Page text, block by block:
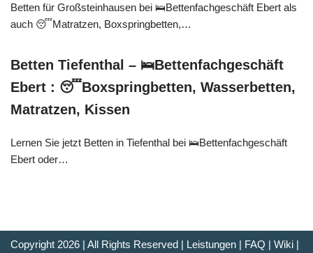
Betten für Großsteinhausen bei 🛌Bettenfachgeschäft Ebert als
auch 😴Matratzen, Boxspringbetten,…
Betten Tiefenthal – 🛌Bettenfachgeschäft
Ebert : 😴Boxspringbetten, Wasserbetten,
Matratzen, Kissen
Lernen Sie jetzt Betten in Tiefenthal bei 🛌Bettenfachgeschäft
Ebert oder…
Copyright 2026 | All Rights Reserved | Leistungen | FAQ | Wiki |